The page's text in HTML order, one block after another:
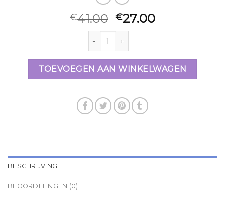
€41.00 €27.00
handtas merk aantal
TOEVOEGEN AAN WINKELWAGEN
BESCHRIJVING
BEOORDELINGEN (0)